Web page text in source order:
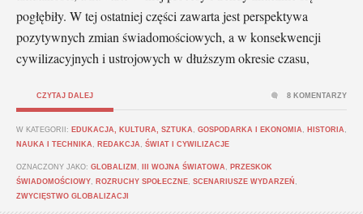
pogłębiły. W tej ostatniej części zawarta jest perspektywa
pozytywnych zmian świadomościowych, a w konsekwencji
cywilizacyjnych i ustrojowych w dłuższym okresie czasu,
CZYTAJ DALEJ
W KATEGORII: EDUKACJA, KULTURA, SZTUKA GOSPODARKA I EKONOMIA HISTORIA
NAUKA I TECHNIKA
REDAKCJA ŚWIAT I CYWILIZACJE
OZNACZONY JAKO: GLOBALIZM III WOJNA ŚWIATOWA
PRZESKOK
ŚWIADOMOŚCIOWY
ROZRUCHY SPOŁECZNE SCENARIUSZE WYDARZEŃ
ZWYCIĘSTWO GLOBALIZACJI
8 KOMENTARZY